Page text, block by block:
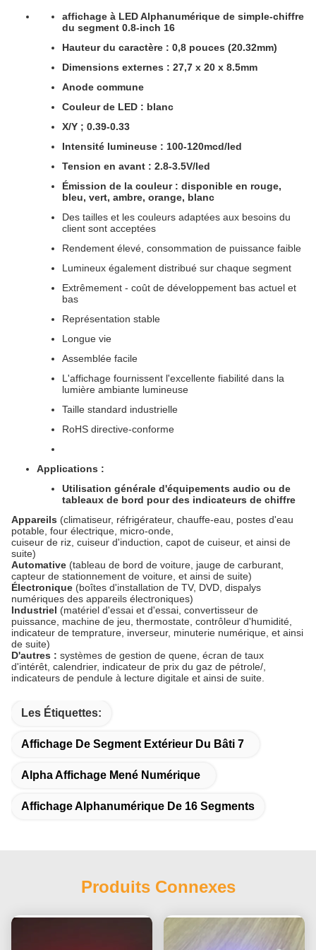
affichage à LED Alphanumérique de simple-chiffre
du segment 0.8-inch 16
Hauteur du caractère : 0,8 pouces (20.32mm)
Dimensions externes : 27,7 x 20 x 8.5mm
Anode commune
Couleur de LED : blanc
X/Y ; 0.39-0.33
Intensité lumineuse : 100-120mcd/led
Tension en avant : 2.8-3.5V/led
Émission de la couleur : disponible en rouge,
bleu, vert, ambre, orange, blanc
Des tailles et les couleurs adaptées aux besoins du
client sont acceptées
Rendement élevé, consommation de puissance faible
Lumineux également distribué sur chaque segment
Extrêmement - coût de développement bas actuel et
bas
Représentation stable
Longue vie
Assemblée facile
L'affichage fournissent l'excellente fiabilité dans la
lumière ambiante lumineuse
Taille standard industrielle
RoHS directive-conforme
Applications :
Utilisation générale d'équipements audio ou de
tableaux de bord pour des indicateurs de chiffre
Appareils (climatiseur, réfrigérateur, chauffe-eau, postes d'eau
potable, four électrique, micro-onde,
cuiseur de riz, cuiseur d'induction, capot de cuiseur, et ainsi de
suite)
Automative (tableau de bord de voiture, jauge de carburant,
capteur de stationnement de voiture, et ainsi de suite)
Électronique (boîtes d'installation de TV, DVD, dispalys
numériques des appareils électroniques)
Industriel (matériel d'essai et d'essai, convertisseur de
puissance, machine de jeu, thermostate, contrôleur d'humidité,
indicateur de temprature, inverseur, minuterie numérique, et ainsi
de suite)
D'autres : systèmes de gestion de quene, écran de taux
d'intérêt, calendrier, indicateur de prix du gaz de pétrole/,
indicateurs de pendule à lecture digitale et ainsi de suite.
Les Étiquettes:
Affichage De Segment Extérieur Du Bâti 7
Alpha Affichage Mené Numérique
Affichage Alphanumérique De 16 Segments
Produits Connexes